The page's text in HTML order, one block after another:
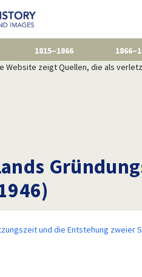
1815–1866
Website zeigt Quellen, die als
und die Entstehung zweier